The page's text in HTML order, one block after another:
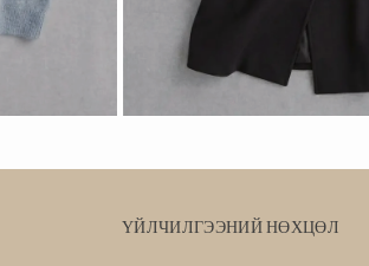
ҮЙЛЧИЛГЭЭНИЙ НӨХЦӨЛ